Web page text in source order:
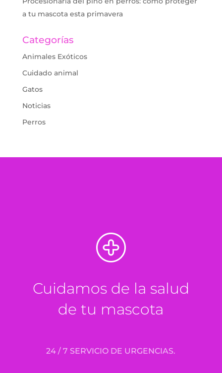
a tu mascota esta primavera
Categorías
Animales Exóticos
Cuidado animal
Gatos
Noticias
Perros
Cuidamos de la salud
de tu mascota
24 / 7 SERVICIO DE URGENCIAS.